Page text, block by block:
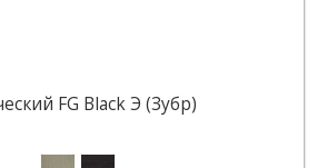
FG Black Э (Зубр)